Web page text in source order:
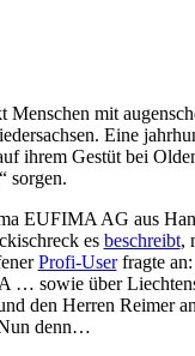
Menschen mit
Eine
ihrem Gestüt bei
sorgen.
EUFIMA AG aus
es beschreibt,
Profi-Userfragte an:
… sowie über
den Herren Reimer
denn…